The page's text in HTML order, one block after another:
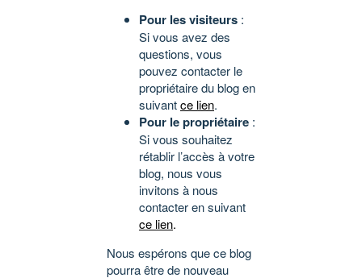
Pour les visiteurs :
Si vous avez des
questions, vous
pouvez contacter le
propriétaire du blog en
suivantce lien.
Pour le propriétaire :
Si vous souhaitez
rétablir l’accès à votre
blog, nous vous
invitons à nous
contacter en suivant
ce lien.
Nous espérons que ce blog
pourra être de nouveau